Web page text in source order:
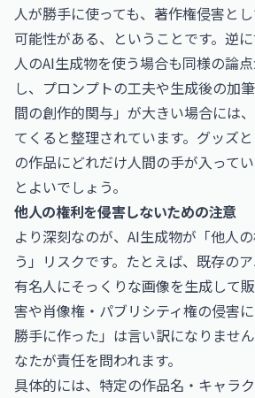
人が勝手に使っても、著作権侵害と
可能性がある、ということです。逆
人のAI生成物を使う場合も同様の論
し、プロンプトの工夫や生成後の加
間の創作的関与」が大きい場合には
てくると整理されています。グッズ
の作品にどれだけ人間の手が入って
とよいでしょう。
他人の権利を侵害しないための注意
より深刻なのが、AI生成物が「他人
う」リスクです。たとえば、既存の
有名人にそっくりな画像を生成して
害や肖像権・パブリシティ権の侵害
勝手に作った」は言い訳になりませ
なたが責任を問われます。
具体的には、特定の作品名・キャラ